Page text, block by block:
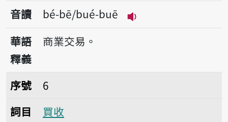
音讀
bé-bē/bué-buē
播放音讀bé-bē/
華語
釋義
商業交易。
序號6買收
序號
6
詞目
買收